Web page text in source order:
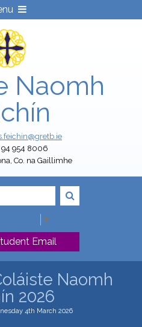
Naomh
94 954 8006
Co. na Gaillimhe
▼
Email
Naomh
2026
4th March 2026